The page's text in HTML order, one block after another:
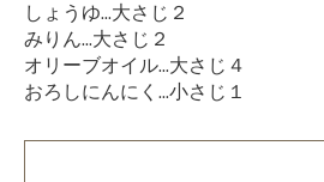
しょうゆ…大さじ２
みりん…大さじ２
オリーブオイル…大さじ４
おろしにんにく…小さじ１